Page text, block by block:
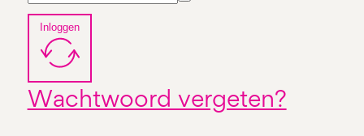
Inloggen
Wachtwoord vergeten?